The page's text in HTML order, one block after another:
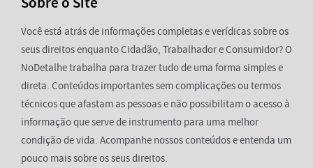
Você está atrás de informações completas e verídicas sobre os
seus direitos enquanto Cidadão, Trabalhador e Consumidor? O
NoDetalhe trabalha para trazer tudo de uma forma simples e
direta. Conteúdos importantes sem complicações ou termos
técnicos que afastam as pessoas e não possibilitam o acesso à
informação que serve de instrumento para uma melhor
condição de vida. Acompanhe nossos conteúdos e entenda um
pouco mais sobre os seus direitos.